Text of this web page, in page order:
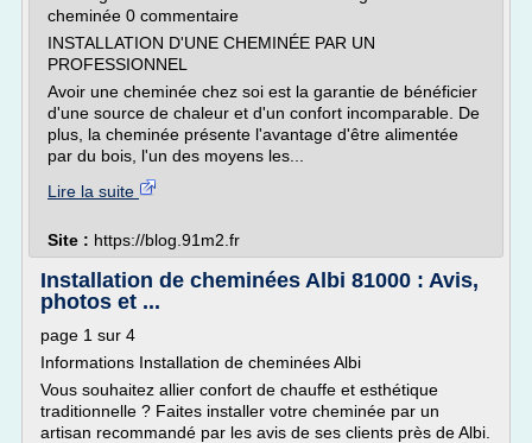
cheminée 0 commentaire
INSTALLATION D'UNE CHEMINÉE PAR UN
PROFESSIONNEL
Avoir une cheminée chez soi est la garantie de bénéficier
d'une source de chaleur et d'un confort incomparable. De
plus, la cheminée présente l'avantage d'être alimentée
par du bois, l'un des moyens les...
Lire la suite
Site : https://blog.91m2.fr
Installation de cheminées Albi 81000 : Avis,
photos et ...
page 1 sur 4
Informations Installation de cheminées Albi
Vous souhaitez allier confort de chauffe et esthétique
traditionnelle ? Faites installer votre cheminée par un
artisan recommandé par les avis de ses clients près de Albi.